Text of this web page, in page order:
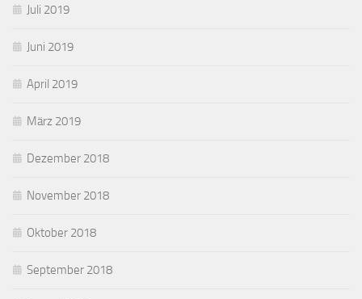
Juli 2019
Juni 2019
April 2019
März 2019
Dezember 2018
November 2018
Oktober 2018
September 2018